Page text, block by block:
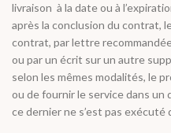
livraison à la date ou à
après la conclusion du contrat,
contrat, par lettre
ou par un écrit sur un autre
selon les mêmes modalités, le
ou de fournir le service dans un
ce dernier ne s’est pas exécuté